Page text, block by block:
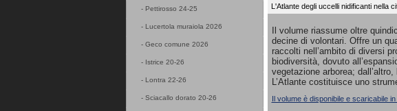
- Pettirosso 24-25
- Lucertola muraiola 2026
- Geco comune 2026
- Istrice 20-26
- Lontra 22-26
- Sciacallo dorato 20-26
L'Atlante degli uccelli nidificanti nella
Il volume riassume oltre
decine di volontari. Offre un
raccolti nell’ambito di diversi
biodiversità, dovuto
vegetazione arborea;
L’Atlante costituisce uno
Il volume è disponibile e scaricabile